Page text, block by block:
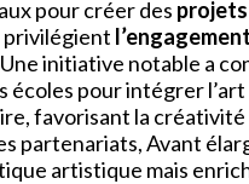
pour créer des projets
privilégient l’engagement
initiative notable a
écoles pour intégrer l’art
favorisant la créativité
partenariats, Avant
artistique mais